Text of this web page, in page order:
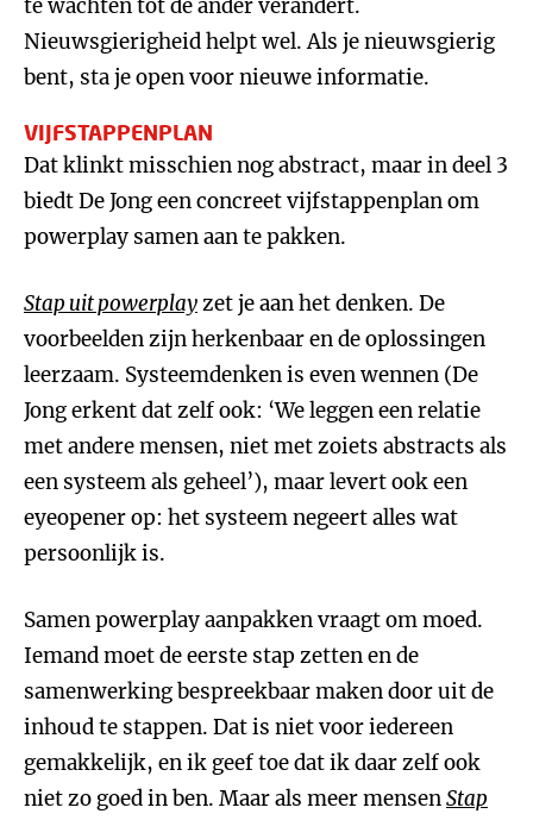
te wachten tot de ander verandert.
Nieuwsgierigheid helpt wel. Als je nieuwsgierig
bent, sta je open voor nieuwe informatie.
VIJFSTAPPENPLAN
Dat klinkt misschien nog abstract, maar in deel 3
biedt De Jong een concreet vijfstappenplan om
powerplay samen aan te pakken.
Stap uit powerplayzet je aan het denken. De
voorbeelden zijn herkenbaar en de oplossingen
leerzaam. Systeemdenken is even wennen (De
Jong erkent dat zelf ook: ‘We leggen een relatie
met andere mensen, niet met zoiets abstracts als
een systeem als geheel’), maar levert ook een
eyeopener op: het systeem negeert alles wat
persoonlijk is.
Samen powerplay aanpakken vraagt om moed.
Iemand moet de eerste stap zetten en de
samenwerking bespreekbaar maken door uit de
inhoud te stappen. Dat is niet voor iedereen
gemakkelijk, en ik geef toe dat ik daar zelf ook
niet zo goed in ben. Maar als meer mensenStap